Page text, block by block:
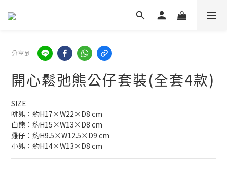
分享到
開心鬆弛熊公仔套裝(全套4款)
SIZE
啡熊：約H17×W22×D8 cm
白熊：約H15×W13×D8 cm
雞仔：約H9.5×W12.5×D9 cm
小熊：約H14×W13×D8 cm